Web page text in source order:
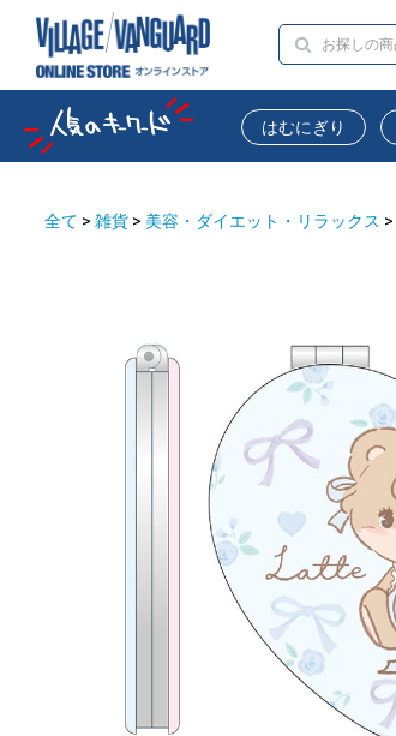
はむにぎり
全て > 雑貨 > 美容・ダイエット・リラックス >